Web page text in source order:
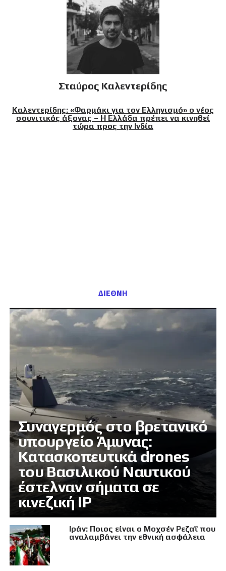
Σταύρος Καλεντερίδης
Καλεντερίδης: «Φαρμάκι για τον Ελληνισμό» ο νέος
σουνιτικός άξονας – Η Ελλάδα πρέπει να κινηθεί
τώρα προς την Ινδία
ΔΙΕΘΝΗ
Συναγερμός στο βρετανικό
υπουργείο Άμυνας:
Κατασκοπευτικά drones
του Βασιλικού Ναυτικού
έστελναν σήματα σε
κινεζική IP
Ιράν: Ποιος είναι ο Μοχσέν Ρεζαΐ που
αναλαμβάνει την εθνική ασφάλεια